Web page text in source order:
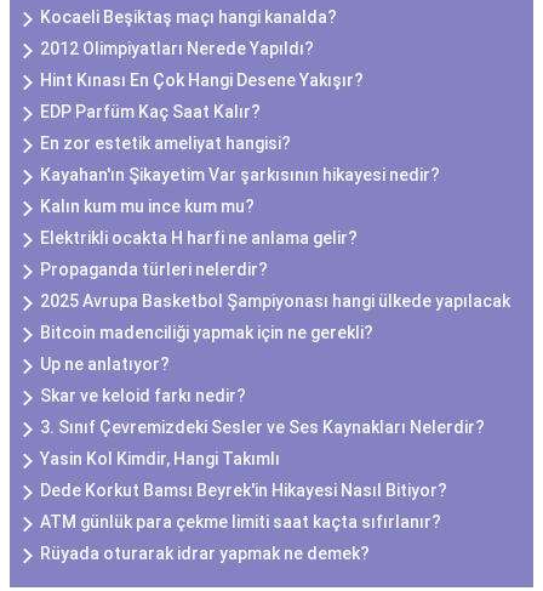
Kocaeli Beşiktaş maçı hangi kanalda?
2012 Olimpiyatları Nerede Yapıldı?
Hint Kınası En Çok Hangi Desene Yakışır?
EDP Parfüm Kaç Saat Kalır?
En zor estetik ameliyat hangisi?
Kayahan'ın Şikayetim Var şarkısının hikayesi nedir?
Kalın kum mu ince kum mu?
Elektrikli ocakta H harfi ne anlama gelir?
Propaganda türleri nelerdir?
2025 Avrupa Basketbol Şampiyonası hangi ülkede yapılacak
Bitcoin madenciliği yapmak için ne gerekli?
Up ne anlatıyor?
Skar ve keloid farkı nedir?
3. Sınıf Çevremizdeki Sesler ve Ses Kaynakları Nelerdir?
Yasin Kol Kimdir, Hangi Takımlı
Dede Korkut Bamsı Beyrek'in Hikayesi Nasıl Bitiyor?
ATM günlük para çekme limiti saat kaçta sıfırlanır?
Rüyada oturarak idrar yapmak ne demek?